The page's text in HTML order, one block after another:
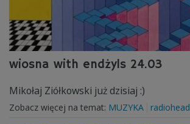
wiosna with endżyls 24.03
Mikołaj Ziółkowski już dzisiaj :)
Zobacz więcej na temat: MUZYKA radiohead